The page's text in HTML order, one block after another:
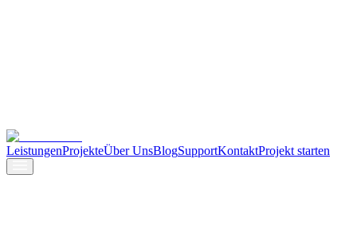
LeistungenProjekteÜber UnsBlogSupportKontaktProjekt starten